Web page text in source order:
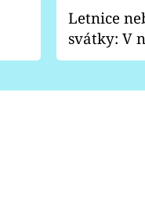
Letnice
svátky: V
pondělí